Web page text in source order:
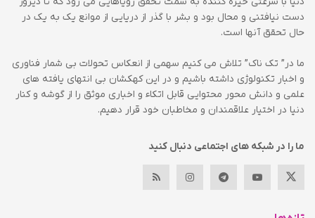
دست نیافتنی و محال بود و بشر با گذر از دریایی از موانع یک به یک در
حال تحقق آنها است.
ما در” تک ناک” تلاش می کنیم سهمی از انعکاس تحولات بی شمار فناوری
و اخبار تکنولوژی داشته باشیم و در این کهکشان بی انتهای یافته های
علمی و دانش محور محتوایی قابل اتکاء و اخباری موثق را از گوشه و کنار
دنیا در اختیار علاقمندان و مخاطبان خود قرار دهیم.
ما را در شبکه های اجتماعی دنبال کنید